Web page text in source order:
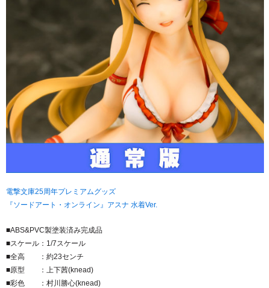
電撃文庫25周年プレミアムグッズ
『ソードアート・オンライン』アスナ 水着Ver.
■ABS&PVC製塗装済み完成品
■スケール：1/7スケール
■全高 ：約23センチ
■原型 ：上下茜(knead)
■彩色 ：村川勝心(knead)